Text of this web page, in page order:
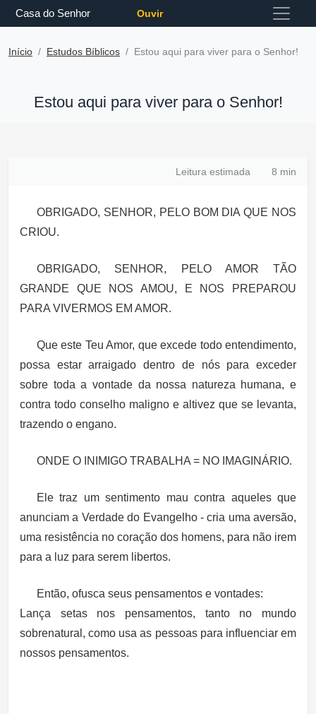
Casa do Senhor Ouvir
Início Estudos Bíblicos Estou aqui para viver para o Senhor!
Estou aqui para viver para o Senhor!
Leitura estimada 8 min
OBRIGADO, SENHOR, PELO BOM DIA QUE NOS
CRIOU.
OBRIGADO, SENHOR, PELO AMOR TÃO
GRANDE QUE NOS AMOU, E NOS PREPAROU
PARA VIVERMOS EM AMOR.
Que este Teu Amor, que excede todo entendimento,
possa estar arraigado dentro de nós para exceder
sobre toda a vontade da nossa natureza humana, e
contra todo conselho maligno e altivez que se levanta,
trazendo o engano.
ONDE O INIMIGO TRABALHA = NO IMAGINÁRIO.
Ele traz um sentimento mau contra aqueles que
anunciam a Verdade do Evangelho - cria uma aversão,
uma resistência no coração dos homens, para não irem
para a luz para serem libertos.
Então, ofusca seus pensamentos e vontades:
Lança setas nos pensamentos, tanto no mundo
sobrenatural, como usa as pessoas para influenciar em
nossos pensamentos.